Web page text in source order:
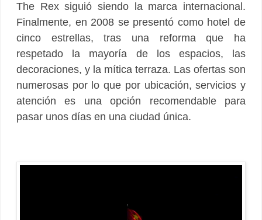
The Rex siguió siendo la marca internacional.
Finalmente, en 2008 se presentó como hotel de
cinco estrellas, tras una reforma que ha
respetado la mayoría de los espacios, las
decoraciones, y la mítica terraza. Las ofertas son
numerosas por lo que por ubicación, servicios y
atención es una opción recomendable para
pasar unos días en una ciudad única.